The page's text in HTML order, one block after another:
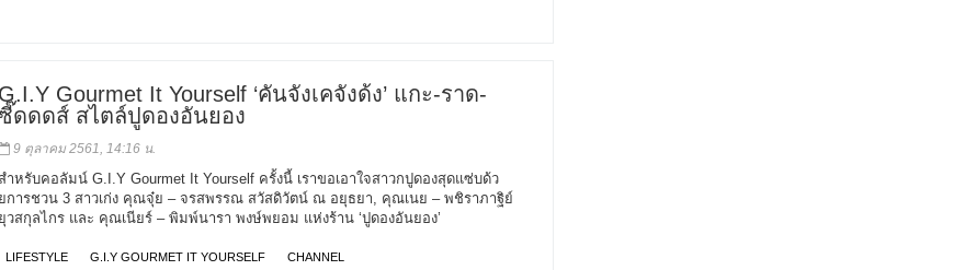
G.I.Y Gourmet It Yourself ‘คันจังเคจังด้ง’ แกะ-ราด-
ดดดส์ สไตล์ปูดองอันยอง
9 ตุลาคม 2561, 14:16 น.
สำหรับคอลัมน์ G.I.Y Gourmet It Yourself ครั้งนี้ เราขอเอาใจสาวกปูดองสุดแซ่บด้ว
ยการชวน 3 สาวเก่ง คุณจุ๋ย – จรสพรรณ สวัสดิวัตน์ ณ อยุธยา, คุณเนย – พชิราภาฐิย์
ยุวสกุลไกร และ คุณเนียร์ – พิมพ์นารา พงษ์พยอม แห่งร้าน ‘ปูดองอันยอง’
LIFESTYLE G.I.Y GOURMET IT YOURSELF CHANNEL